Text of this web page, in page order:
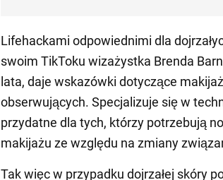
Lifehackami odpowiednimi dla
swoim TikToku wizażystka Brenda
lata, daje wskazówki dotyczące
obserwujących. Specjalizuje się w
przydatne dla tych, którzy potrzebują
makijażu ze względu na zmiany
Tak więc w przypadku dojrzałej skóry